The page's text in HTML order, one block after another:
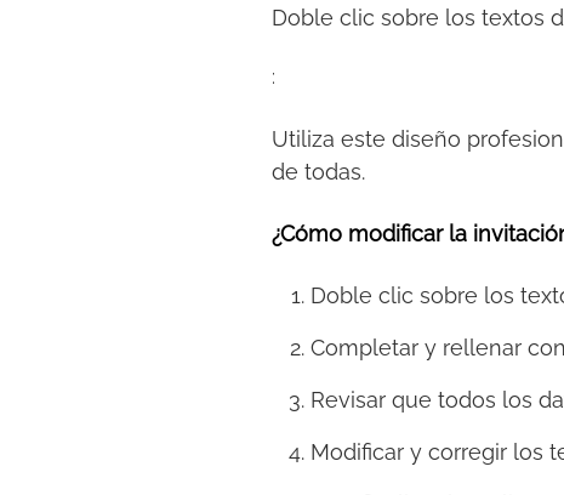
Doble clic sobre los textos
:
Utiliza este diseño
de todas.
¿Cómo modificar la
Doble clic sobre los
Completar y rellenar
Revisar que todos los
Modificar y corregir los